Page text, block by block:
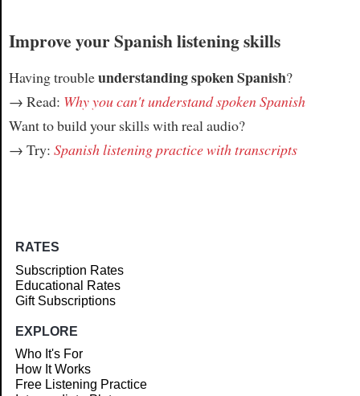
Improve your Spanish listening skills
Having troubleunderstanding spoken Spanish?
→ Read: Why you can't understand spoken Spanish
Want to build your skills with real audio?
→ Try: Spanish listening practice with transcripts
RATES
Subscription Rates
Educational Rates
Gift Subscriptions
EXPLORE
Who It's For
How It Works
Free Listening Practice